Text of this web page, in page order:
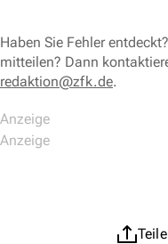
Haben Sie Fehler
mitteilen? Dann
redaktion@zfk.de.